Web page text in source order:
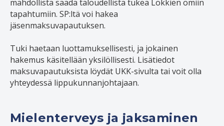
mahdollista saada taloudellista tukea Lokkien omiin
tapahtumiin. SP:ltä voi hakea
jäsenmaksuvapautuksen.
Tuki haetaan luottamuksellisesti, ja jokainen
hakemus käsitellään yksilöllisesti. Lisätiedot
maksuvapautuksista löydät UKK-sivulta tai voit olla
yhteydessä lippukunnanjohtajaan.
Mielenterveys ja jaksaminen